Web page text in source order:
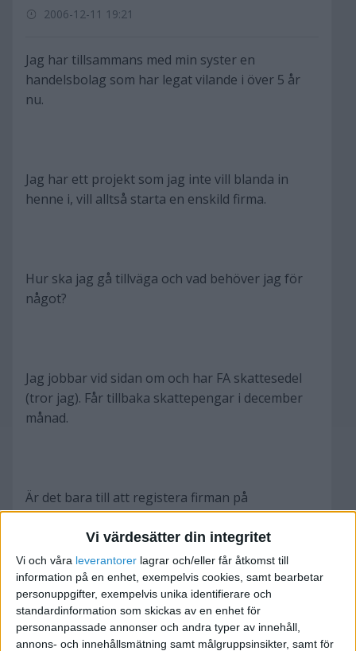
Vi värdesätter din integritet
Vi och våra leverantorer lagrar och/eller får åtkomst till
information på en enhet, exempelvis cookies, samt bearbetar
personuppgifter, exempelvis unika identifierare och
standardinformation som skickas av en enhet för
personanpassade annonser och andra typer av innehåll,
annons- och innehållsmätning samt målgruppsinsikter, samt för
2006-12-11 19:21
Jag har tillsammans med min syster en
handelsbolag som har legat vilande i över 5 år
nu.
Jag har ett projekt som jag inte vill blanda in
henne i, vill alltså starta en enskild firma.
Hur ska jag gå tillväga och vad behöver jag för
något?
Jag jobbar vid sidan om och har FA skattesedel
(tror jag). Får tillbaka skattepengar i december
månad.
Är det bara till att registera firman på
bolagsverket eller behöver jag göra något mer?
Eftersom det inte rör sig om så stor omsättning
(tror jag) så vill jag inte betala någon
preliminärberäknat skatt varje månad utan jag
vill göra det i samband med min deklaration en
gång per år. Momsen vill jag betala en gång i
månaden.